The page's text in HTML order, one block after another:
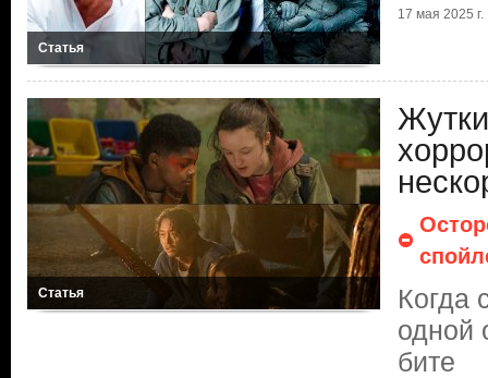
Статья
17 мая 2025 г.
Статья
Когда
одной
бите